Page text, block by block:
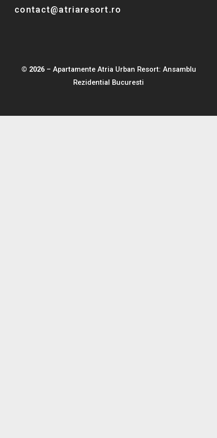
o
g
b
a
contact@atriaresort.ro
© 2026– Apartamente Atria Urban Resort: Ansamblu
Rezidential Bucuresti